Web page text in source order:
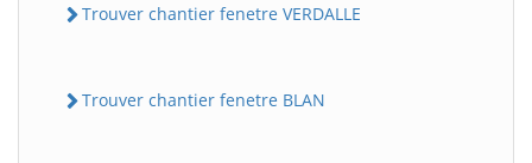
Trouver chantier fenetre VERDALLE
Trouver chantier fenetre BLAN